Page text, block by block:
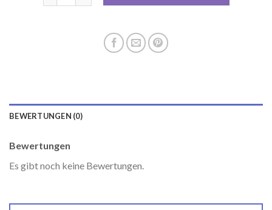
BEWERTUNGEN (0)
Bewertungen
Es gibt noch keine Bewertungen.